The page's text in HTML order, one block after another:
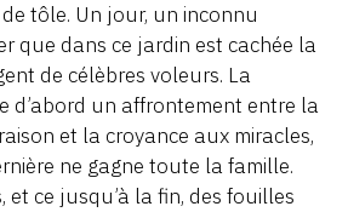
tôle. Un jour, un inconnu
que dans ce jardin est cachée la
de célèbres voleurs. La
d’abord un affrontement entre la
et la croyance aux miracles,
ne gagne toute la famille.
et ce jusqu’à la fin, des fouilles